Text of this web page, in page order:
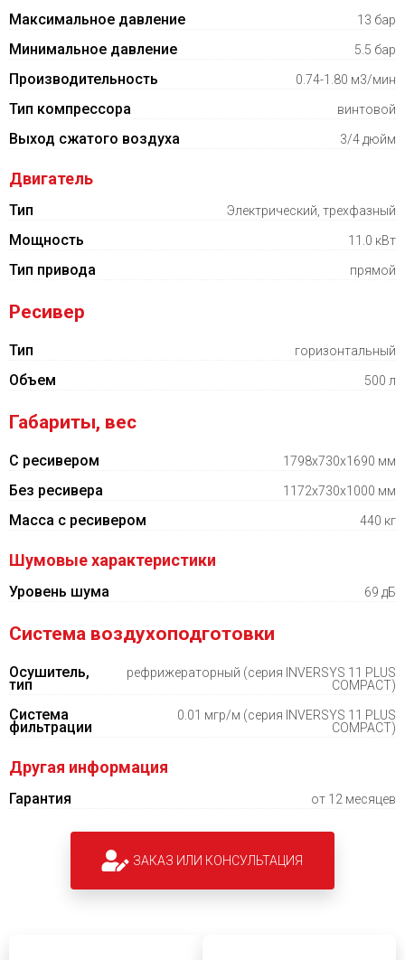
Максимальное давление 13 бар
Минимальное давление 5.5 бар
Производительность 0.74-1.80 м3/мин
Тип компрессора винтовой
Выход сжатого воздуха 3/4 дюйм
Двигатель
Тип Электрический, трехфазный
Мощность 11.0 кВт
Тип привода прямой
Ресивер
Тип горизонтальный
Объем 500 л
Габариты, вес
С ресивером 1798х730х1690 мм
Без ресивера 1172х730х1000 мм
Масса с ресивером 440 кг
Шумовые характеристики
Уровень шума 69 дБ
Система воздухоподготовки
Осушитель,
тип
рефрижераторный (серия INVERSYS 11 PLUS
COMPACT)
Система
фильтрации
0.01 мгр/м (серия INVERSYS 11 PLUS
COMPACT)
Другая информация
Гарантия от 12 месяцев
ЗАКАЗ ИЛИ КОНСУЛЬТАЦИЯ